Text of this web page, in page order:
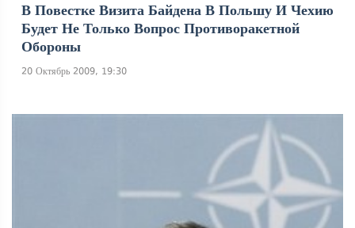
В Повестке Визита Байдена В Польшу И Чехию
Будет Не Только Вопрос Противоракетной
Обороны
20 Октябрь 2009, 19:30